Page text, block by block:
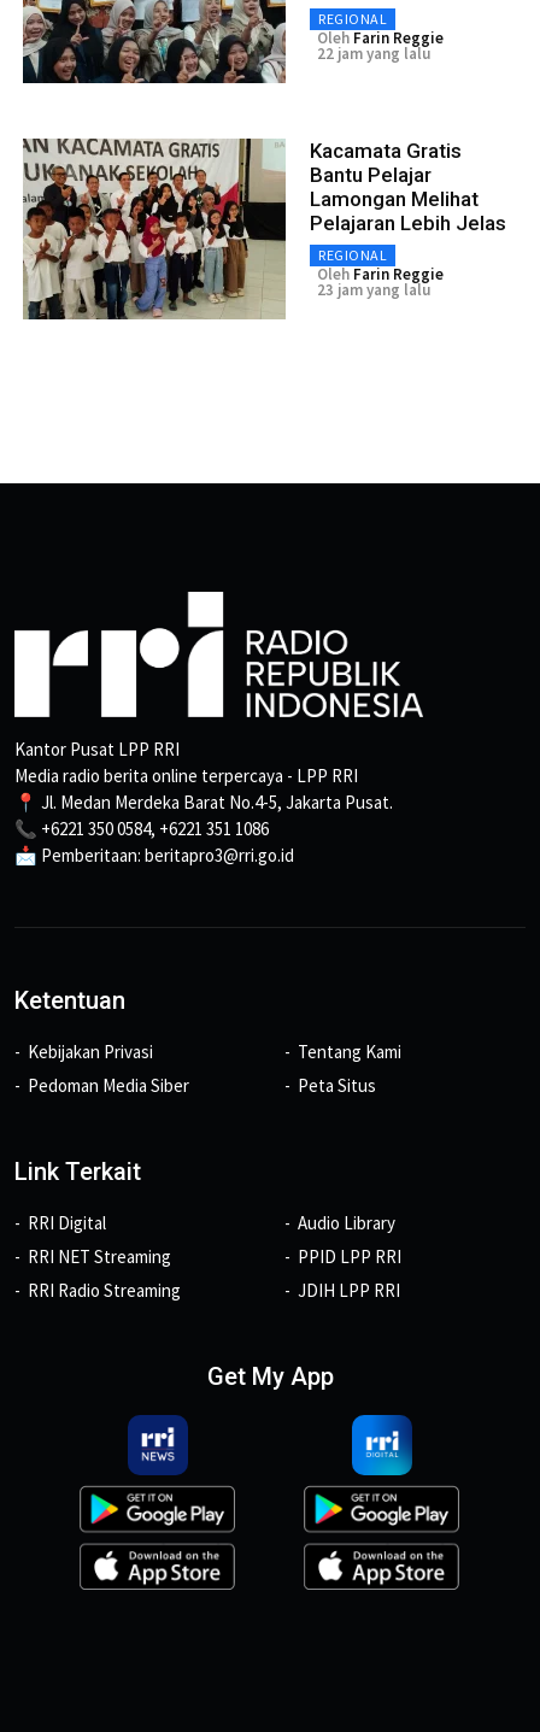
REGIONAL
Oleh Farin Reggie
22 jam yang lalu
Kacamata Gratis
Bantu Pelajar
Lamongan Melihat
Pelajaran Lebih Jelas
REGIONAL
Oleh Farin Reggie
23 jam yang lalu
Kantor Pusat LPP RRI
Media radio berita online terpercaya - LPP RRI
📍 Jl. Medan Merdeka Barat No.4-5, Jakarta Pusat.
📞 +6221 350 0584, +6221 351 1086
📩 Pemberitaan: beritapro3@rri.go.id
Ketentuan
Kebijakan Privasi
Pedoman Media Siber
Tentang Kami
Peta Situs
Link Terkait
RRI Digital
RRI NET Streaming
RRI Radio Streaming
Audio Library
PPID LPP RRI
JDIH LPP RRI
Get My App